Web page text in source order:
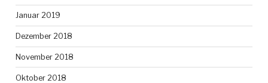
Januar 2019
Dezember 2018
November 2018
Oktober 2018